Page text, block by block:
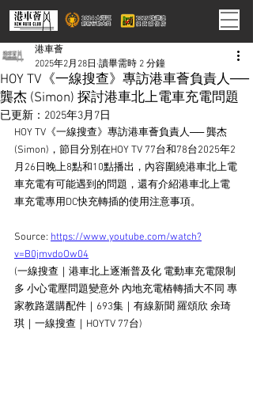
HOY TV《一線搜查》專訪港車薈負責人──
龔杰 (Simon) 探討港車北上電車充電問題
港車薈
2025年2月28日 讀畢需時 2 分鐘
已更新： 2025年3月7日
HOY TV《一線搜查》專訪港車薈負責人── 龔杰
(Simon)，節目分別在HOY TV 77台和78台2025年2
月26日晚上8點和10點播出，內容圍繞港車北上電
車充電有可能遇到的問題，還有介紹港車北上電
車充電專用DC快充轉插的使用注意事項。
Source: https://www.youtube.com/watch?
v=B0jmvdoOw04
(一線搜查｜港車北上逐漸普及化 電動車充電限制
多 小心電壓問題變意外 內地充電樁轉插大不同 專
家教路選購配件｜693集｜有線新聞 羅頌欣 余琦
琪｜一線搜查｜HOYTV 77台)